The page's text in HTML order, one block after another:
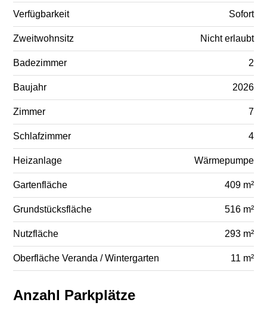
Verfügbarkeit Sofort
Zweitwohnsitz Nicht erlaubt
Badezimmer 2
Baujahr 2026
Zimmer 7
Schlafzimmer 4
Heizanlage Wärmepumpe
Gartenfläche 409 m²
Grundstücksfläche 516 m²
Nutzfläche 293 m²
Oberfläche Veranda / Wintergarten 11 m²
Anzahl Parkplätze